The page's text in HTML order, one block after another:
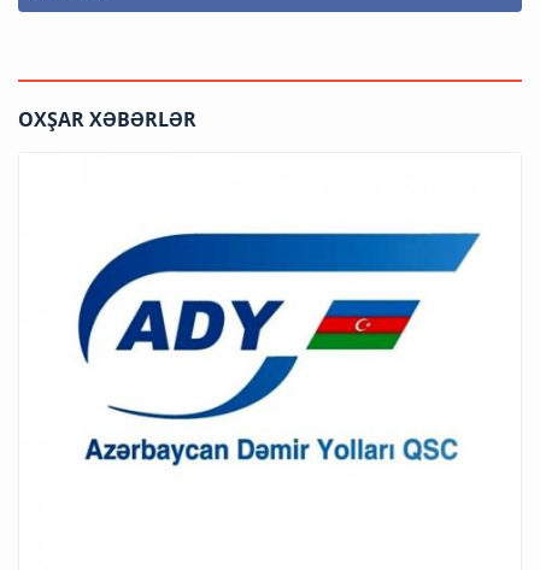
OXŞAR XƏBƏRLƏR